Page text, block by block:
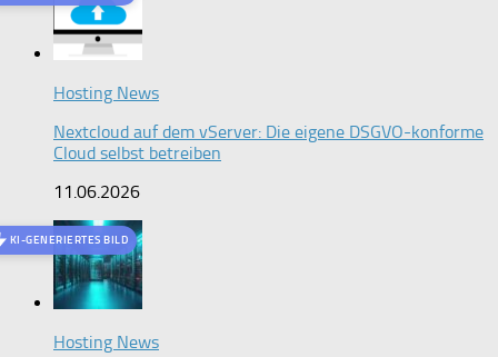
Hosting News
Nextcloud auf dem vServer: Die eigene DSGVO-konforme
Cloud selbst betreiben
11.06.2026
KI-GENERIERTES BILD
Hosting News